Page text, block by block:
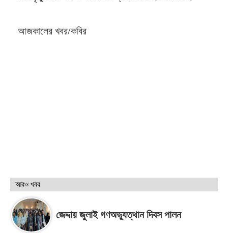
আজকালের খবর/কবির
আরও খবর
জেদ্দায় জুলাই গণঅভ্যুত্থান দিবস পালন